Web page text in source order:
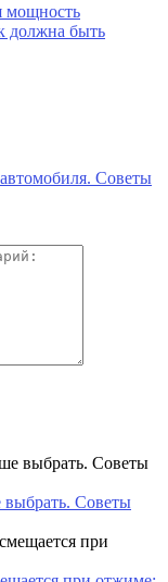
мощность
должна быть
Советы
Советы